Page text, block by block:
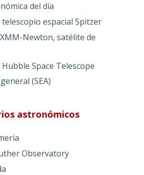
del día
espacial Spitzer
Newton, satélite de
Space Telescope
(SEA)
astronómicos
Observatory